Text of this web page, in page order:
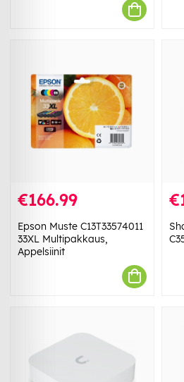
€166.99
Epson Muste C13T33574011
33XL Multipakkaus,
Appelsiinit